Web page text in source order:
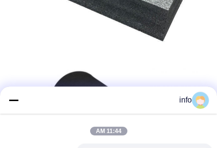
info
11:44 AM